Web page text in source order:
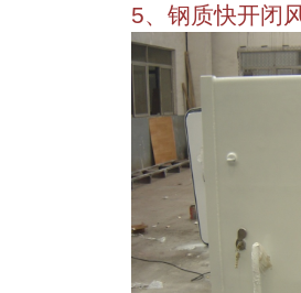
5、钢质快开闭